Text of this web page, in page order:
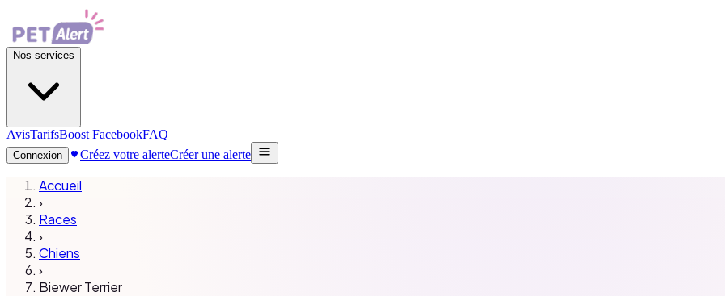
Nos services
AvisTarifsBoost FacebookFAQ
Connexion Créez votre alerteCréer une alerte
Accueil
›
Races
›
Chiens
›
Biewer Terrier